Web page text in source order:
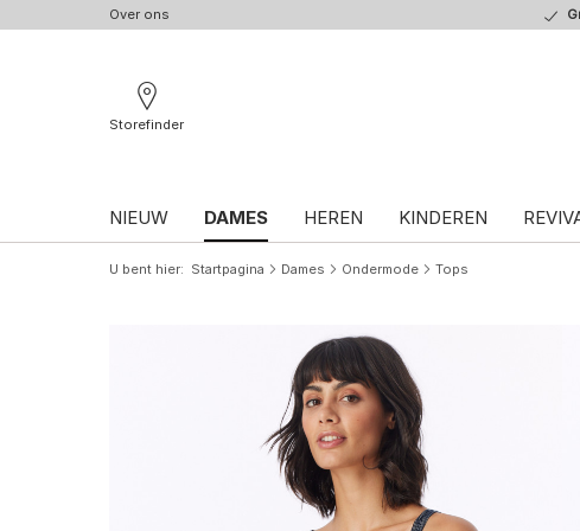
Over ons
Storefinder
NIEUW DAMES HEREN KINDEREN
U bent hier Startpagina Dames Ondermode Tops